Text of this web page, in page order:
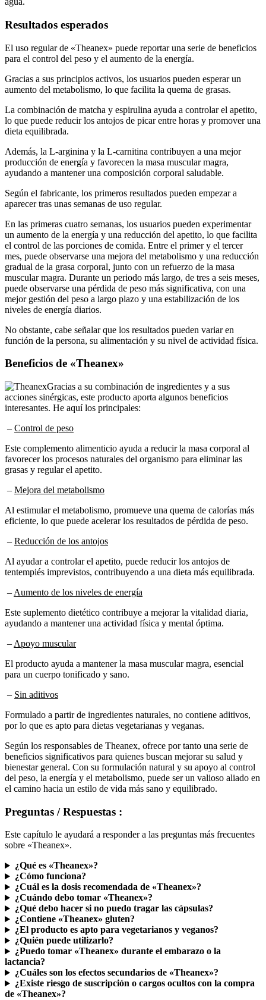
Resultados esperados
El uso regular de «Theanex» puede reportar una serie de beneficios
para el control del peso y el aumento de la energía.
Gracias a sus principios activos, los usuarios pueden esperar un
aumento del metabolismo, lo que facilita la quema de grasas.
La combinación de matcha y espirulina ayuda a controlar el apetito,
lo que puede reducir los antojos de picar entre horas y promover una
dieta equilibrada.
Además, la L-arginina y la L-carnitina contribuyen a una mejor
producción de energía y favorecen la masa muscular magra,
ayudando a mantener una composición corporal saludable.
Según el fabricante, los primeros resultados pueden empezar a
aparecer tras unas semanas de uso regular.
En las primeras cuatro semanas, los usuarios pueden experimentar
un aumento de la energía y una reducción del apetito, lo que facilita
el control de las porciones de comida. Entre el primer y el tercer
mes, puede observarse una mejora del metabolismo y una reducción
gradual de la grasa corporal, junto con un refuerzo de la masa
muscular magra. Durante un periodo más largo, de tres a seis meses,
puede observarse una pérdida de peso más significativa, con una
mejor gestión del peso a largo plazo y una estabilización de los
niveles de energía diarios.
No obstante, cabe señalar que los resultados pueden variar en
función de la persona, su alimentación y su nivel de actividad física.
Beneficios de «Theanex»
Gracias a su combinación de ingredientes y a sus
acciones sinérgicas, este producto aporta algunos beneficios
interesantes. He aquí los principales:
– Control de peso
Este complemento alimenticio ayuda a reducir la masa corporal al
favorecer los procesos naturales del organismo para eliminar las
grasas y regular el apetito.
– Mejora del metabolismo
Al estimular el metabolismo, promueve una quema de calorías más
eficiente, lo que puede acelerar los resultados de pérdida de peso.
– Reducción de los antojos
Al ayudar a controlar el apetito, puede reducir los antojos de
tentempiés imprevistos, contribuyendo a una dieta más equilibrada.
– Aumento de los niveles de energía
Este suplemento dietético contribuye a mejorar la vitalidad diaria,
ayudando a mantener una actividad física y mental óptima.
– Apoyo muscular
El producto ayuda a mantener la masa muscular magra, esencial
para un cuerpo tonificado y sano.
– Sin aditivos
Formulado a partir de ingredientes naturales, no contiene aditivos,
por lo que es apto para dietas vegetarianas y veganas.
Según los responsables de Theanex, ofrece por tanto una serie de
beneficios significativos para quienes buscan mejorar su salud y
bienestar general. Con su formulación natural y su apoyo al control
del peso, la energía y el metabolismo, puede ser un valioso aliado en
el camino hacia un estilo de vida más sano y equilibrado.
Preguntas / Respuestas :
Este capítulo le ayudará a responder a las preguntas más frecuentes
sobre «Theanex».
¿Qué es «Theanex»?
¿Cómo funciona?
¿Cuál es la dosis recomendada de «Theanex»?
¿Cuándo debo tomar «Theanex»?
¿Qué debo hacer si no puedo tragar las cápsulas?
¿Contiene «Theanex» gluten?
¿El producto es apto para vegetarianos y veganos?
¿Quién puede utilizarlo?
¿Puedo tomar «Theanex» durante el embarazo o la
lactancia?
¿Cuáles son los efectos secundarios de «Theanex»?
¿Existe riesgo de suscripción o cargos ocultos con la compra
de «Theanex»?